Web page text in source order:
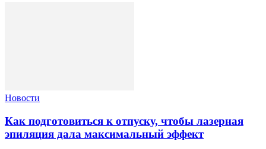
Новости
Как подготовиться к отпуску, чтобы лазерная
эпиляция дала максимальный эффект